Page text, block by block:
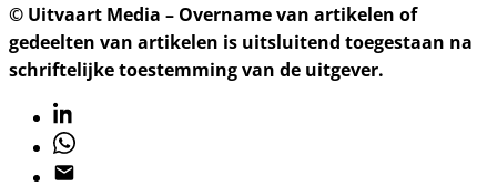
© Uitvaart Media – Overname van artikelen of
gedeelten van artikelen is uitsluitend toegestaan na
schriftelijke toestemming van de uitgever.
Linkedin
Whatsapp
Email